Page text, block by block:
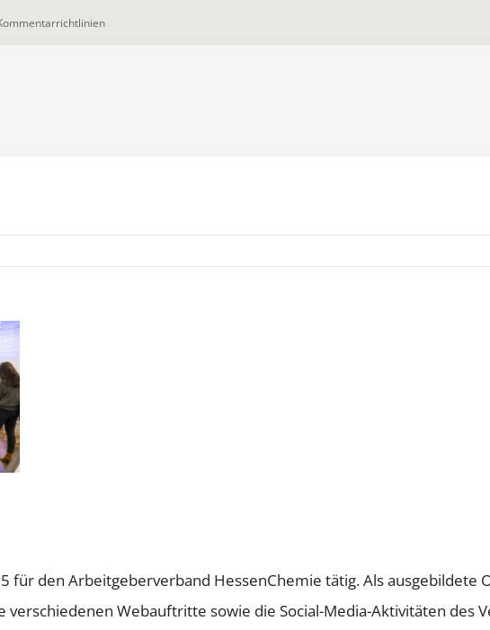
für den Arbeitgeberverband HessenChemie tätig. Als ausgebildete
Webauftritte sowie die Social-Media-Aktivitäten des